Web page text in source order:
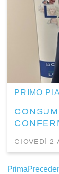
PRIMO
GIOVEDÌ 2
Prima